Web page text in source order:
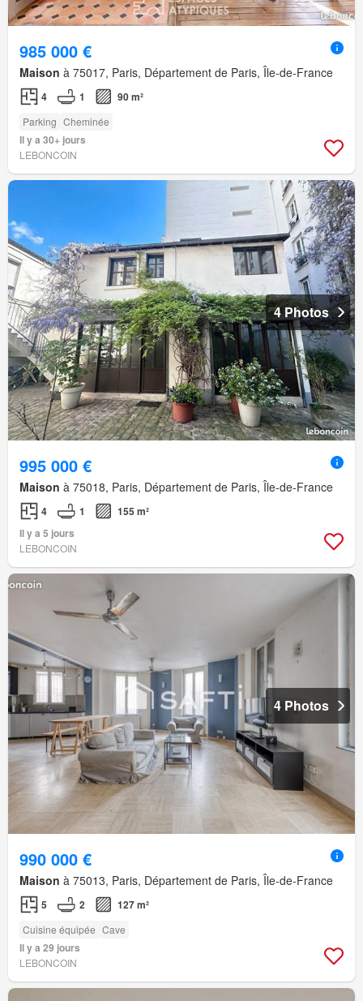
985 000 €
Maison à 75017, Paris, Département de Paris, Île-de-France
4 1 90 m²
Parking Cheminée
Il y a 30+ jours
LEBONCOIN
4 Photos
995 000 €
Maison à 75018, Paris, Département de Paris, Île-de-France
4 1
155 m²
Il y a 5 jours
LEBONCOIN
4 Photos
990 000 €
Maison à 75013, Paris, Département de Paris, Île-de-France
5 2 127 m²
Cuisine équipée Cave
Il y a 29 jours
LEBONCOIN